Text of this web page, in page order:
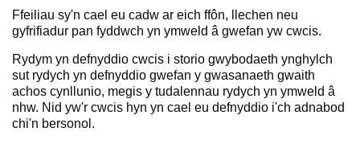
Ffeiliau sy'n cael eu cadw ar eich ffôn, llechen neu
gyfrifiadur pan fyddwch yn ymweld â gwefan yw cwcis.
Rydym yn defnyddio cwcis i storio gwybodaeth ynghylch
sut rydych yn defnyddio gwefan y gwasanaeth gwaith
achos cynllunio, megis y tudalennau rydych yn ymweld â
nhw. Nid yw'r cwcis hyn yn cael eu defnyddio i'ch adnabod
chi'n bersonol.